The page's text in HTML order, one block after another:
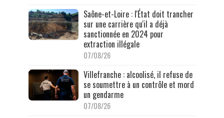
Saône-et-Loire : l'État doit trancher
sur une carrière qu'il a déjà
sanctionnée en 2024 pour
extraction illégale
07/08/26
Villefranche : alcoolisé, il refuse de
se soumettre à un contrôle et mord
un gendarme
07/08/26